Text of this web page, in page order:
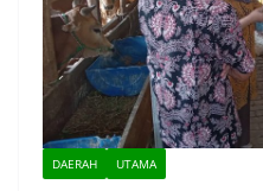
DAERAH UTAMA